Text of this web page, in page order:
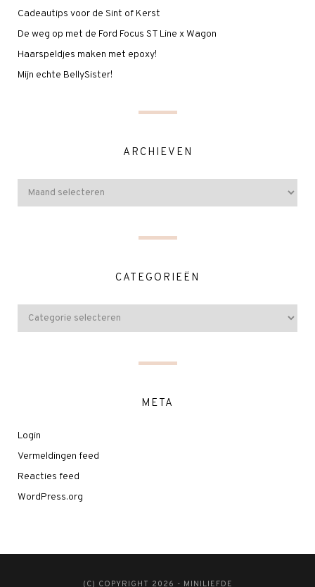
Cadeautips voor de Sint of Kerst
De weg op met de Ford Focus ST Line x Wagon
Haarspeldjes maken met epoxy!
Mijn echte BellySister!
ARCHIEVEN
CATEGORIEËN
META
Login
Vermeldingen feed
Reacties feed
WordPress.org
(C) COPYRIGHT 2026 - MINILIEFDE